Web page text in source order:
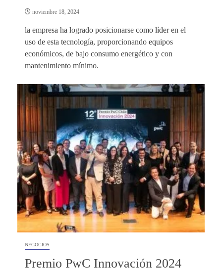
noviembre 18, 2024
la empresa ha logrado posicionarse como líder en el
uso de esta tecnología, proporcionando equipos
económicos, de bajo consumo energético y con
mantenimiento mínimo.
NEGOCIOS
Premio PwC Innovación 2024